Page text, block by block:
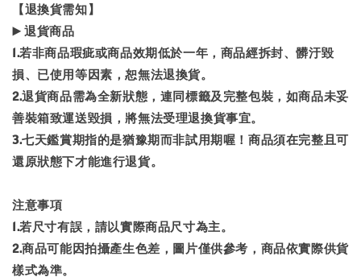
【退換貨需知】
▶️ 退貨商品
1.若非商品瑕疵或商品效期低於一年，商品經拆封、髒汙毀
損、已使用等因素，恕無法退換貨。
2.退貨商品需為全新狀態，連同標籤及完整包裝，如商品未妥
善裝箱致運送毀損，將無法受理退換貨事宜。
3.七天鑑賞期指的是猶豫期而非試用期喔！商品須在完整且可
還原狀態下才能進行退貨。
注意事項
1.若尺寸有誤，請以實際商品尺寸為主。
2.商品可能因拍攝產生色差，圖片僅供參考，商品依實際供貨
樣式為準。